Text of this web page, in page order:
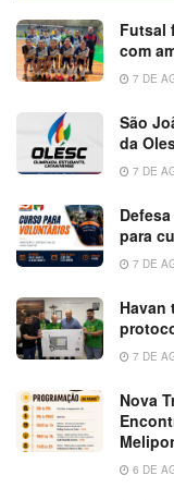
Futsal
com
7 DE
São
da
7 DE
para
7 DE
Havan
7 DE
Nova
6 DE